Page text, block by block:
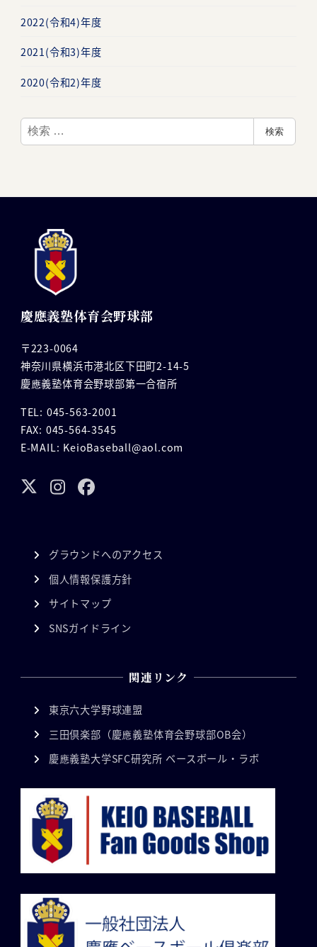
2022(令和4)年度
2021(令和3)年度
2020(令和2)年度
検
索
検索
慶應義塾体育会野球部
〒223-0064
神奈川県横浜市港北区下田町2-14-5
慶應義塾体育会野球部第一合宿所
TEL: 045-563-2001
FAX: 045-564-3545
E-MAIL: KeioBaseball@aol.com
グラウンドへのアクセス
個人情報保護方針
サイトマップ
SNSガイドライン
関連リンク
東京六大学野球連盟
三田倶楽部（慶應義塾体育会野球部OB会）
慶應義塾大学SFC研究所 ベースボール・ラボ